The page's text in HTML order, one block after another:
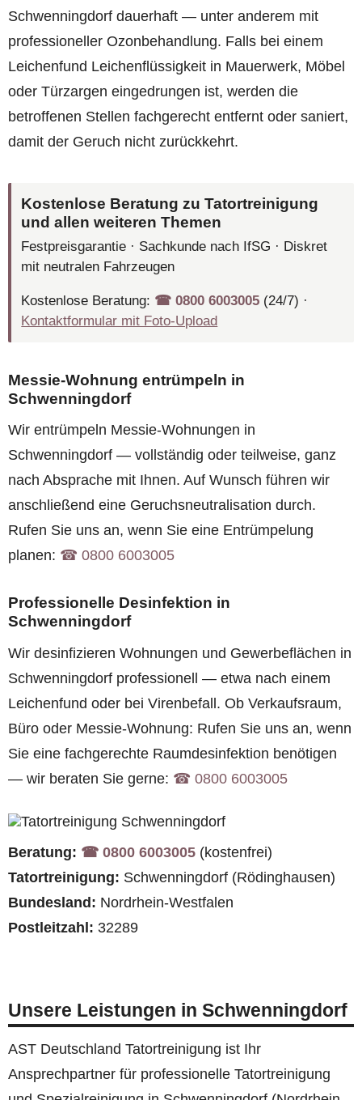
Schwenningdorf dauerhaft — unter anderem mit
professioneller Ozonbehandlung. Falls bei einem
Leichenfund Leichenflüssigkeit in Mauerwerk, Möbel
oder Türzargen eingedrungen ist, werden die
betroffenen Stellen fachgerecht entfernt oder saniert,
damit der Geruch nicht zurückkehrt.
Kostenlose Beratung zu Tatortreinigung
und allen weiteren Themen
Festpreisgarantie · Sachkunde nach IfSG · Diskret
mit neutralen Fahrzeugen
Kostenlose Beratung: ☎︎ 0800 6003005 (24/7) ·
Kontaktformular mit Foto-Upload
Messie-Wohnung entrümpeln in
Schwenningdorf
Wir entrümpeln Messie-Wohnungen in
Schwenningdorf — vollständig oder teilweise, ganz
nach Absprache mit Ihnen. Auf Wunsch führen wir
anschließend eine Geruchsneutralisation durch.
Rufen Sie uns an, wenn Sie eine Entrümpelung
planen: ☎︎ 0800 6003005
Professionelle Desinfektion in
Schwenningdorf
Wir desinfizieren Wohnungen und Gewerbeflächen in
Schwenningdorf professionell — etwa nach einem
Leichenfund oder bei Virenbefall. Ob Verkaufsraum,
Büro oder Messie-Wohnung: Rufen Sie uns an, wenn
Sie eine fachgerechte Raumdesinfektion benötigen
— wir beraten Sie gerne: ☎︎ 0800 6003005
Beratung: ☎︎ 0800 6003005 (kostenfrei)
Tatortreinigung: Schwenningdorf (Rödinghausen)
Bundesland: Nordrhein-Westfalen
Postleitzahl: 32289
Unsere Leistungen in Schwenningdorf
AST Deutschland Tatortreinigung ist Ihr
Ansprechpartner für professionelle Tatortreinigung